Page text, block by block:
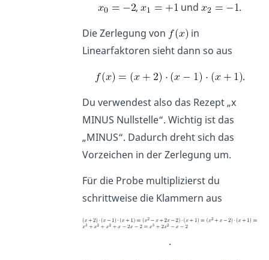
,
und
.
Die Zerlegung von
in
Linearfaktoren sieht dann so aus
.
Du verwendest also das Rezept „x
MINUS Nullstelle“. Wichtig ist das
„MINUS“. Dadurch dreht sich das
Vorzeichen in der Zerlegung um.
Für die Probe multiplizierst du
schrittweise die Klammern aus
.